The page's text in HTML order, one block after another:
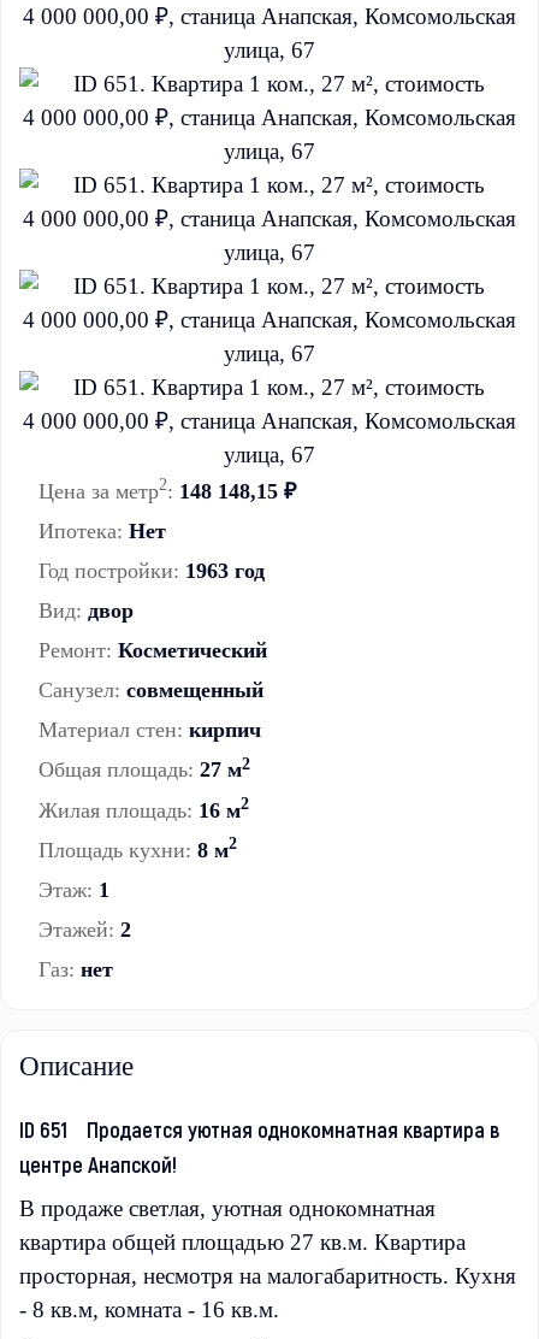
Цена за метр2: 148 148,15 ₽
Ипотека: Нет
Год постройки: 1963 год
Вид: двор
Ремонт: Косметический
Санузел: совмещенный
Материал стен: кирпич
Общая площадь: 27 м2
Жилая площадь: 16 м2
Площадь кухни: 8 м2
Этаж: 1
Этажей: 2
Газ: нет
Описание
ID 651 Продается уютная однокомнатная квартира в
центре Анапской!
В продаже светлая, уютная однокомнатная
квартира общей площадью 27 кв.м. Квартира
просторная, несмотря на малогабаритность. Кухня
- 8 кв.м, комната - 16 кв.м.